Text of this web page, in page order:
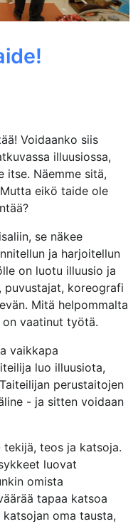
Voidaanko siis
illuusiossa,
itse. Näemme sitä,
eikö taide ole
se näkee
ja harjoitellun
on luotu illuusio ja
puvustajat, koreografi
Mitä helpommalta
on vaatinut työtä.
vaikkapa
luo illuusiota,
perustaitojen
- ja sitten voidaan
teos ja katsoja.
luovat
omista
tapaa katsoa
oma tausta,